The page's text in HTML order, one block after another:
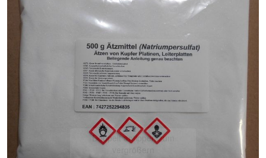
Doppelt antippen zum
vergrößern